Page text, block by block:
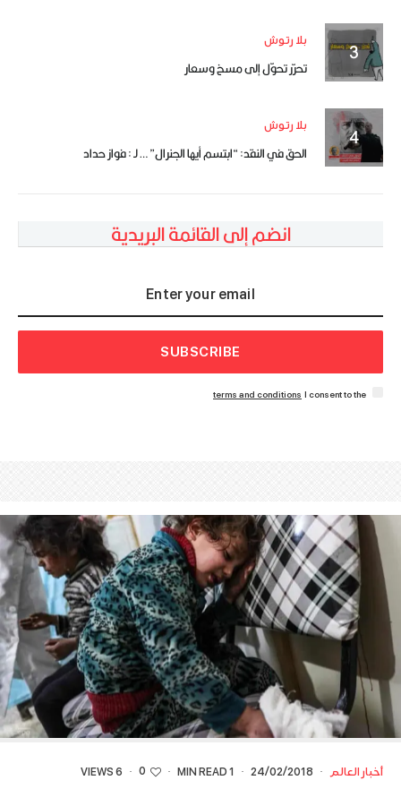
بلا رتوش
تحرّر تحوّل إلى مسخ وسعار
بلا رتوش
الحق في النقد: “ابتسم أيها الجنرال” … لـ : فواز حداد
انضم إلى القائمة البريدية
SUBSCRIBE
I consent to the
terms and conditions
أخبار العالم ·
24/02/2018
·
1 MIN READ
·
0
·
6 VIEWS